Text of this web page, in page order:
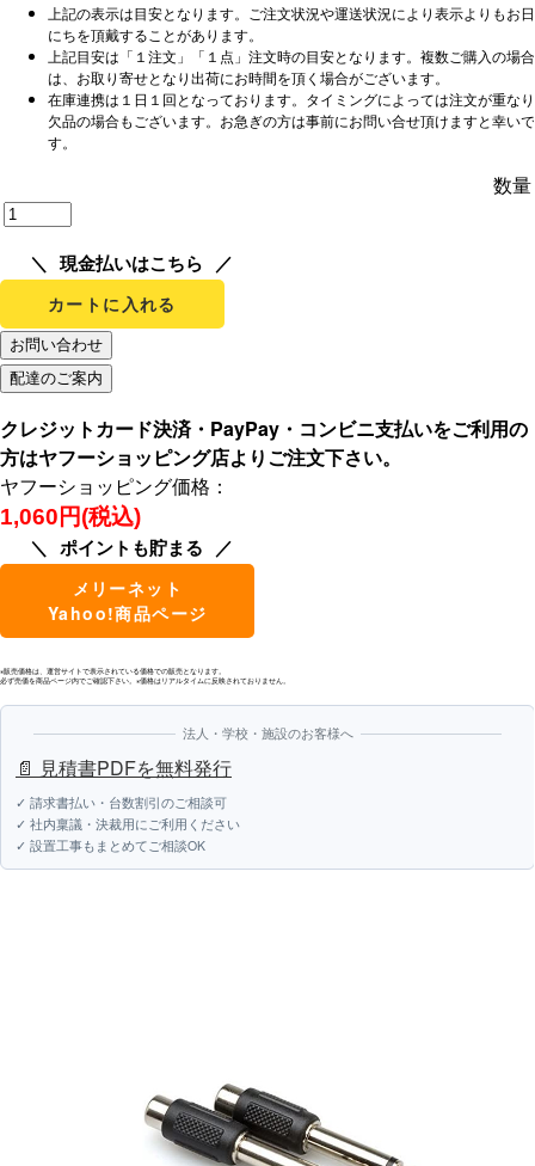
上記の表示は目安となります。ご注文状況や運送状況により表示よりもお日
にちを頂戴することがあります。
上記目安は「１注文」「１点」注文時の目安となります。複数ご購入の場合
は、お取り寄せとなり出荷にお時間を頂く場合がございます。
在庫連携は１日１回となっております。タイミングによっては注文が重なり
欠品の場合もございます。お急ぎの方は事前にお問い合せ頂けますと幸いで
す。
数量
現金払いはこちら
カートに入れる
クレジットカード決済・PayPay・コンビニ支払いをご利用の
方はヤフーショッピング店よりご注文下さい。
ヤフーショッピング価格：
1,060円(税込)
ポイントも貯まる
メリーネット
Yahoo!商品ページ
※販売価格は、運営サイトで表示されている価格での販売となります。
必ず売価を商品ページ内でご確認下さい。※価格はリアルタイムに反映されておりません。
法人・学校・施設のお客様へ
📄 見積書PDFを無料発行
✓ 請求書払い・台数割引のご相談可
✓ 社内稟議・決裁用にご利用ください
✓ 設置工事もまとめてご相談OK